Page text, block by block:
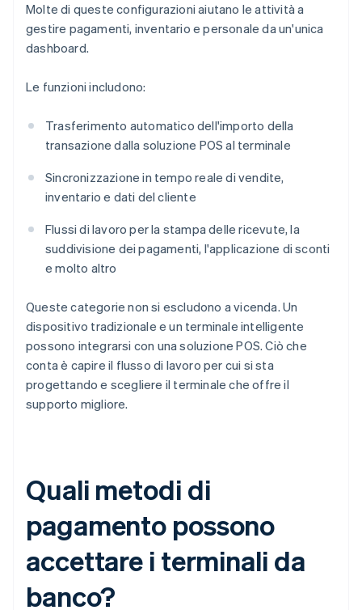
Molte di queste configurazioni aiutano le attività a
gestire pagamenti, inventario e personale da un'unica
dashboard.
Le funzioni includono:
Trasferimento automatico dell'importo della
transazione dalla soluzione POS al terminale
Sincronizzazione in tempo reale di vendite,
inventario e dati del cliente
Flussi di lavoro per la stampa delle ricevute, la
suddivisione dei pagamenti, l'applicazione di sconti
e molto altro
Queste categorie non si escludono a vicenda. Un
dispositivo tradizionale e un terminale intelligente
possono integrarsi con una soluzione POS. Ciò che
conta è capire il flusso di lavoro per cui si sta
progettando e scegliere il terminale che offre il
supporto migliore.
Quali metodi di
pagamento possono
accettare i terminali da
banco?